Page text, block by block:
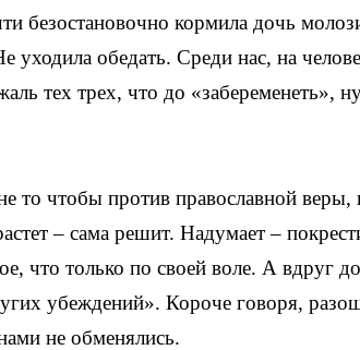
безостановочно кормила дочь
уходила обедать. Среди нас, на
тех трех, что до «забеременеть»,
то чтобы против православной веры,
– сама решит. Надумает –
что только по своей воле. А вдруг
убеждений». Короче говоря,
не обменялись.